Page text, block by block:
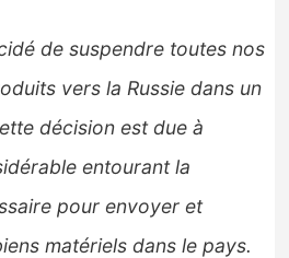
de suspendre toutes nos
vers la Russie dans un
décision est due à
entourant la
pour envoyer et
matériels dans le pays.